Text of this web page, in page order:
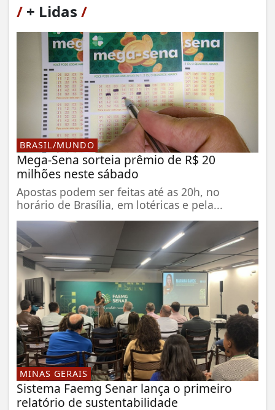
/ + Lidas /
BRASIL/MUNDO
Mega-Sena sorteia prêmio de R$ 20
milhões neste sábado
Apostas podem ser feitas até as 20h, no
horário de Brasília, em lotéricas e pela...
MINAS GERAIS
Sistema Faemg Senar lança o primeiro
relatório de sustentabilidade